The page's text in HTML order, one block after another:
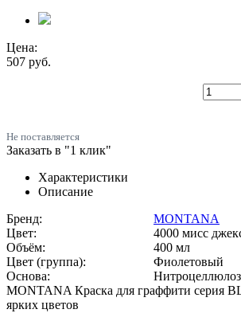
Цена:
507 руб.
Не поставляется
Заказать в "1 клик"
Характеристики
Описание
Бренд:
MONTANA
Цвет:
4000 мисс
Объём:
400 мл
Цвет (группа):
Фиолетовый
Основа:
MONTANA Краска для граффити серия
ярких цветов